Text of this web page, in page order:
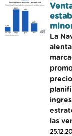
La
las